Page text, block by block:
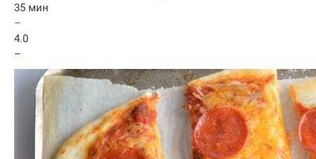
35 мин
–
4.0
–